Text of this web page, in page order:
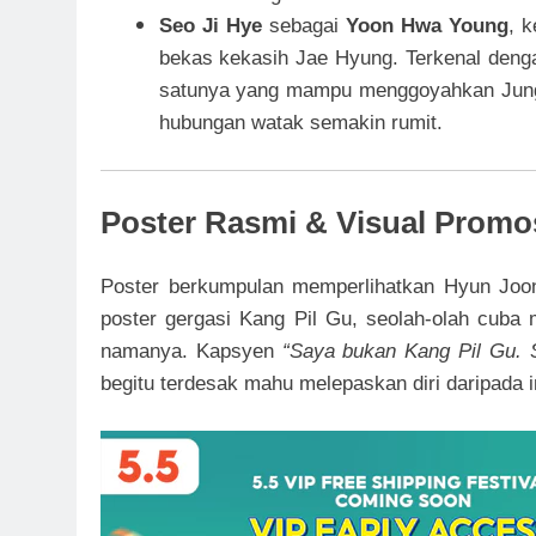
Seo Ji Hyesebagai Yoon Hwa Young,
bekas kekasih Jae Hyung. Terkenal
satunya yang mampu menggoyahkan
hubungan watak semakin rumit.
Poster Rasmi & Visual
Poster berkumpulan memperlihatkan Hyun
poster gergasi Kang Pil Gu, seolah-olah cuba
namanya. Kapsyen “Saya bukan Kang Pil Gu.
begitu terdesak mahu melepaskan diri